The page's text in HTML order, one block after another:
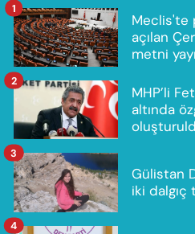
Meclis'te
açılan
metni
1
MHP’li
altında
2
Gülistan
iki dalgıç
3
4